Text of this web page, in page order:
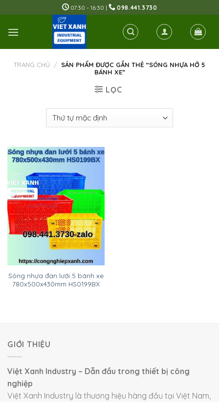
to
content
07:30 - 16:30 | 098.441.3730
TRANG CHỦ / SẢN PHẨM ĐƯỢC GẮN THẺ “SÓNG NHỰA HỞ 5
BÁNH XE”
LỌC
Sóng nhựa đan lưới 5 bánh xe
780x500x430mm HS0199BX
GIỚI THIỆU
Việt Xanh Industry – Dẫn đầu trong thiết bị công
nghiệp
Việt Xanh Industry là thương hiệu hàng đầu tại Việt Nam,